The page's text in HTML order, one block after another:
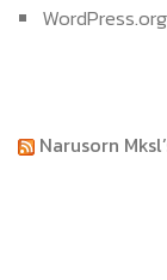
WordPress.org
Narusorn